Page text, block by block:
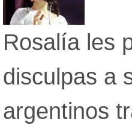
Rosalía les
disculpas a
argentinos